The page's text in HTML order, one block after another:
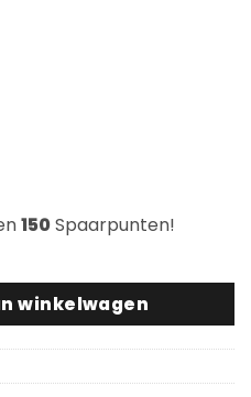
150Spaarpunten!
100 stuks aantal
winkelwagen